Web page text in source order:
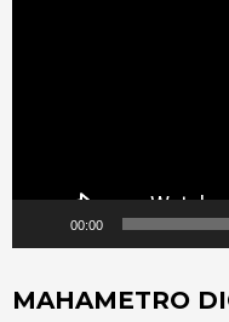
00:00
MAHAMETRO